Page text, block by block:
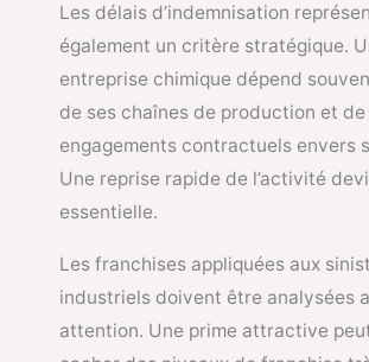
Les délais d’indemnisation
également un critère stratégique.
entreprise chimique dépend
de ses chaînes de production et de
engagements contractuels envers
Une reprise rapide de l’activité
essentielle.
Les franchises appliquées aux
industriels doivent être analysées
attention. Une prime attractive